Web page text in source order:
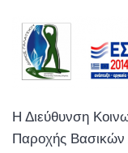
Η Διεύθυνση
Παροχής